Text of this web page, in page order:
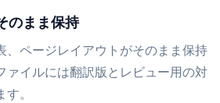
のまま保持
、ページレイアウトがそのまま保持
ァイルには翻訳版とレビュー用の対
。